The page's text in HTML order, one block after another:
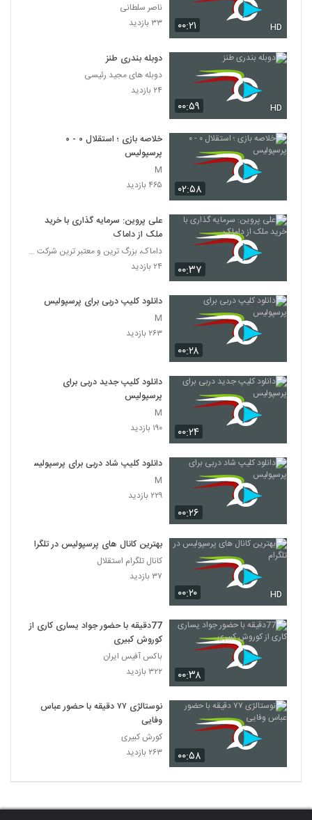
۰۰:۲۱ HD
ناصر سلطانی
۳۳ بازدید
۰۰:۵۹ HD
دوبله بندری طنز
دوبله های مجید رئیسی
۲۴ بازدید
۰۲:۵۸
خلاصه بازی ؛ استقلال ۰ - ۰
پرسپولیس
M
۴۶۵ بازدید
۰۰:۳۷
علی پروین: سرمایه گذاری با خرید
ملک از داماک
داماک، بزرگ ترین و معتبر ترین شرکت ساختمانی جهان
۲۴ بازدید
۰۰:۲۸
دانلود کلیپ دربی برای پرسپولیس
M
۲۶۳ بازدید
۰۰:۲۴
دانلود کلیپ جدید دربی برای
پرسپولیس
M
۱۹۰ بازدید
۰۰:۲۶
دانلود کلیپ شاد دربی برای پرسپولیس
M
۲۲۹ بازدید
۰۰:۲۰ HD
بهترین کانال های پرسپولیس در تلگرام
کانال تلگرام استقلال
۳۷ بازدید
۰۰:۳۸
77دقیقه با حضور جواد یساری کاری از
کوروش کبیری
باکس آفیس ایران
۳۲۲ بازدید
۰۰:۵۸
نوستالژی ۷۷ دقیقه با حضور عباس
وفایی
کورش کبیری
۲۶۳ بازدید